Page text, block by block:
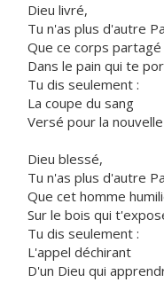
Dieu livré,
Tu n'as plus d'autre
Que ce corps partagé
Dans le pain qui te
Tu dis seulement :
La coupe du sang
Versé pour la
Dieu blessé,
Tu n'as plus d'autre
Que cet homme
Sur le bois qui
Tu dis seulement :
L'appel déchirant
D'un Dieu qui